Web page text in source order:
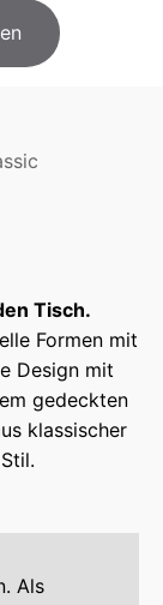
Tisch.
Formen mit
Design mit
gedeckten
klassischer
Als